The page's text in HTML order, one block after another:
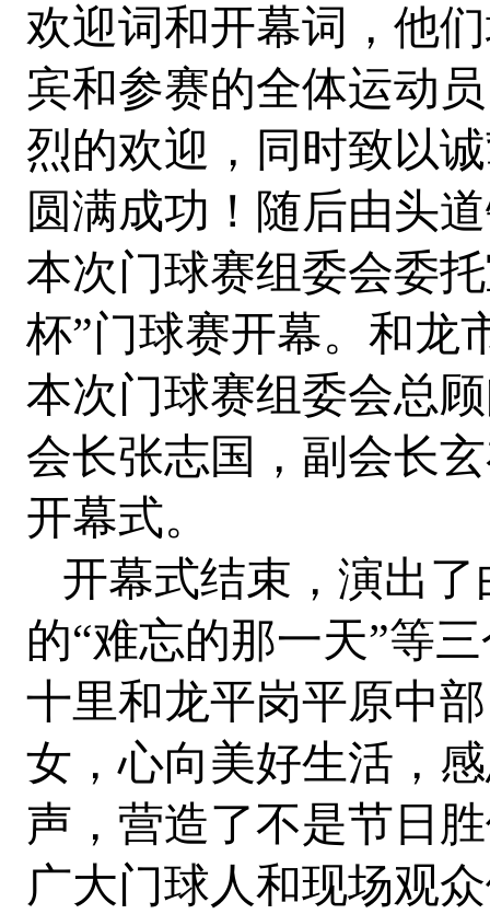
欢迎词和开幕词，他
宾和参赛的全体运动
烈的欢迎，同时致以
圆满成功！随后由头
本次门球赛组委会委
杯”门球赛开幕。和龙
本次门球赛组委会总
会长张志国，副会长
开幕式。
开幕式结束，演出了
的“难忘的那一天”等
十里和龙平岗平原中
女，心向美好生活，
声，营造了不是节日
广大门球人和现场观